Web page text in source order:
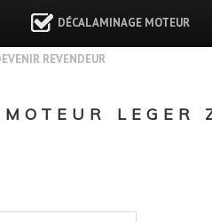
DÉCALAMINAGE MOTEUR
REVENDEUR
LEGER